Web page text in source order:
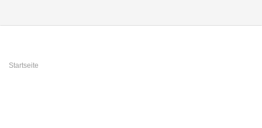
Sie sind hier
Startseite